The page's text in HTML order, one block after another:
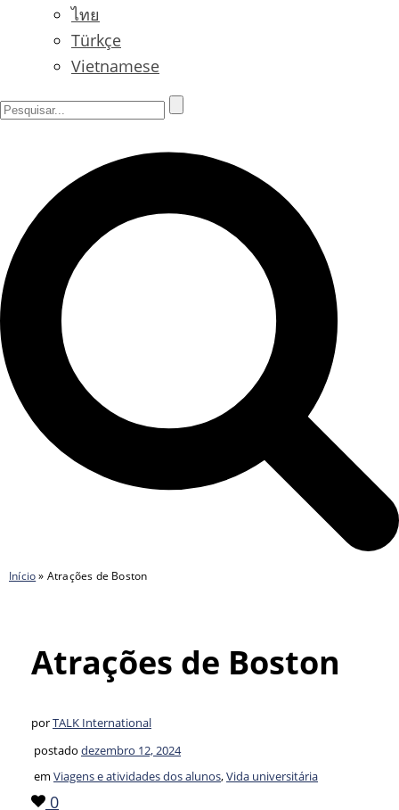
ไทย
Türkçe
Vietnamese
Início» Atrações de Boston
Atrações de Boston
porTALK International
postado dezembro 12, 2024
em Viagens e atividades dos alunos,Vida universitária
0